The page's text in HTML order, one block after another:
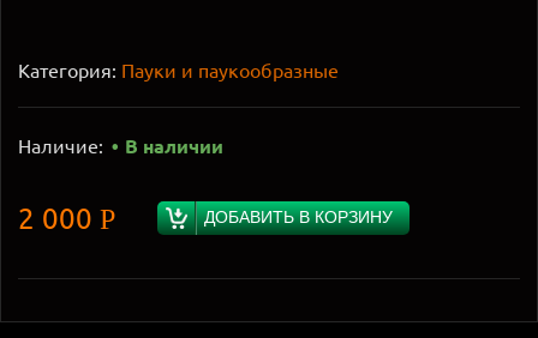
Категория: Пауки и паукообразные
Наличие: В наличии
2 000 Р ДОБАВИТЬ В КОРЗИНУ